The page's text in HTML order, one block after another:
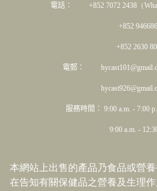
電話： +852 7072 2438（
+852 94668696
+852 2630 8008
電郵：
hycast926@gmail.com
服務時間： 9:00 a.m. - 7:00
9:00 a.m. - 12:30
本網站上出售的產品乃食品或營
在告知有關保健品之營養及生理